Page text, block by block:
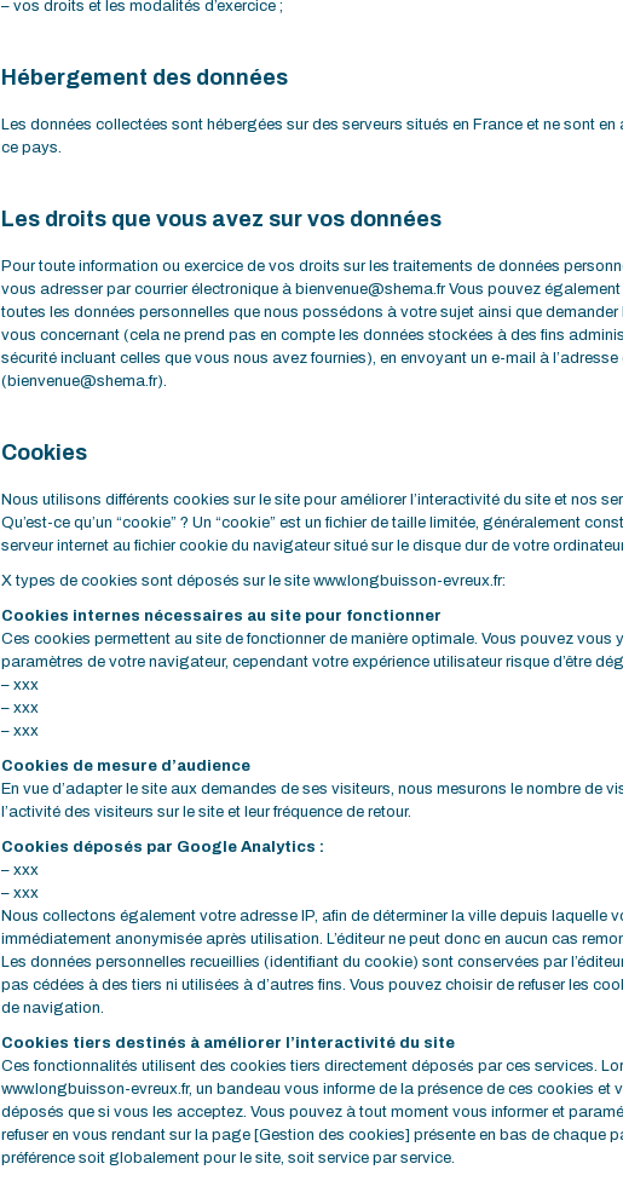
– vos droits et les modalités d’exercice ;
Hébergement des données
Les données collectées sont hébergées sur des serveurs situés en France et ne sont
ce pays.
Les droits que vous avez sur vos données
Pour toute information ou exercice de vos droits sur les traitements de données
vous adresser par courrier électronique à bienvenue@shema.fr Vous pouvez
toutes les données personnelles que nous possédons à votre sujet ainsi que
vous concernant (cela ne prend pas en compte les données stockées à des fins
sécurité incluant celles que vous nous avez fournies), en envoyant un e-mail à
(bienvenue@shema.fr).
Cookies
Nous utilisons différents cookies sur le site pour améliorer l’interactivité du site et nos
Qu’est-ce qu’un “cookie” ? Un “cookie” est un fichier de taille limitée, généralement
serveur internet au fichier cookie du navigateur situé sur le disque dur de votre
X types de cookies sont déposés sur le site www.longbuisson-evreux.fr:
Cookies internes nécessaires au site pour fonctionner
Ces cookies permettent au site de fonctionner de manière optimale. Vous pouvez vous
paramètres de votre navigateur, cependant votre expérience utilisateur risque d’être
– xxx
– xxx
– xxx
Cookies de mesure d’audience
En vue d’adapter le site aux demandes de ses visiteurs, nous mesurons le nombre de
l’activité des visiteurs sur le site et leur fréquence de retour.
Cookies déposés par Google Analytics :
– xxx
– xxx
Nous collectons également votre adresse IP, afin de déterminer la ville depuis laquelle
immédiatement anonymisée après utilisation. L’éditeur ne peut donc en aucun cas
Les données personnelles recueillies (identifiant du cookie) sont conservées par
pas cédées à des tiers ni utilisées à d’autres fins. Vous pouvez choisir de refuser les
de navigation.
Cookies tiers destinés à améliorer l’interactivité du site
Ces fonctionnalités utilisent des cookies tiers directement déposés par ces services.
www.longbuisson-evreux.fr, un bandeau vous informe de la présence de ces cookies et
déposés que si vous les acceptez. Vous pouvez à tout moment vous informer et
refuser en vous rendant sur la page [Gestion des cookies] présente en bas de chaque
préférence soit globalement pour le site, soit service par service.